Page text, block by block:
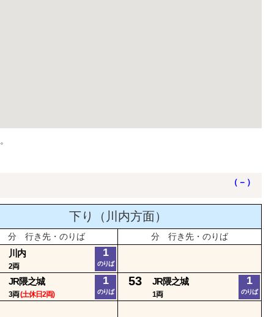
（－）
下り（川内方面）
分 行き先・のりば 分 行き先・のりば
川内
2両
1
のりば
JR隈之城
3両(土休日2両)
1
のりば
53 JR隈之城
1両
1
のりば